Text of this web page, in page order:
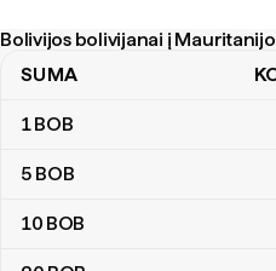
Bolivijos bolivijanai į
Bolivijos bolivijanai į Mauritanijos
SUMA
1BOB
5 BOB
10 BOB